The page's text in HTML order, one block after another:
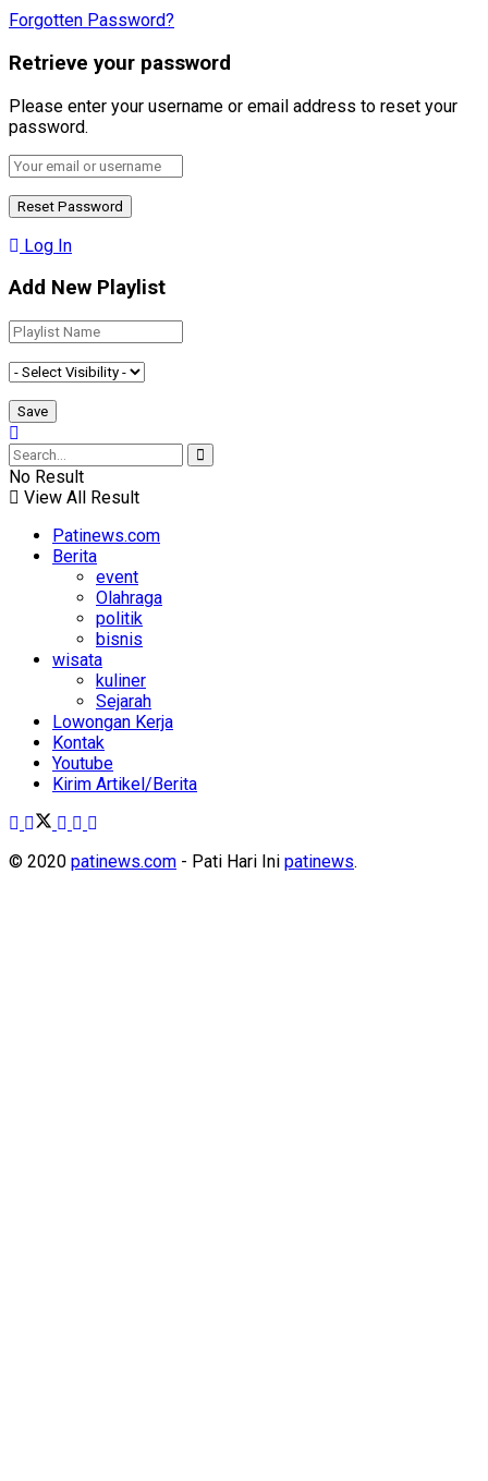
Forgotten Password?
Retrieve your password
Please enter your username or email address to reset your
password.
Log In
Add New Playlist
No Result
View All Result
Patinews.com
Berita
event
Olahraga
politik
bisnis
wisata
kuliner
Sejarah
Lowongan Kerja
Kontak
Youtube
Kirim Artikel/Berita
© 2020 patinews.com - Pati Hari Ini patinews.